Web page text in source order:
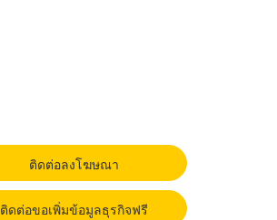
ติดต่อลงโฆษณา
ติดต่อขอเพิ่มข้อมูลธุรกิจฟรี